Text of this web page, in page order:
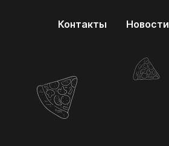
Контакты Новости